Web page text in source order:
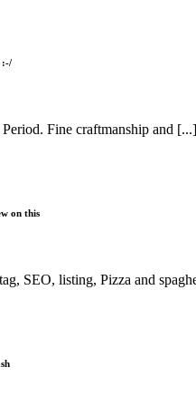
:-/
Fine craftmanship and [...]
on this
SEO, listing, Pizza and